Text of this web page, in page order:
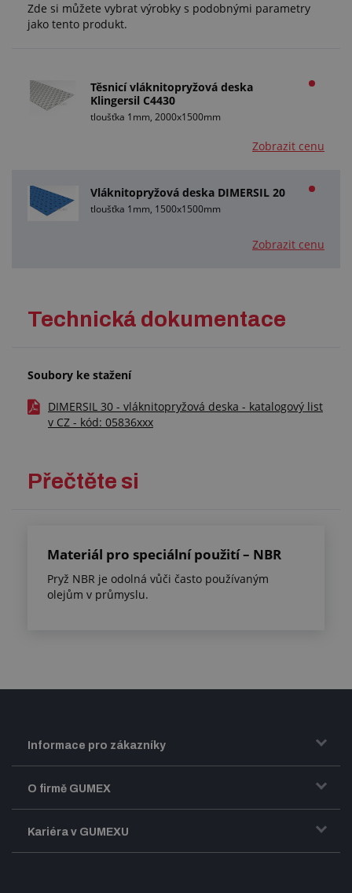
Zde si můžete vybrat výrobky s podobnými parametry
jako tento produkt.
Těsnicí vláknitopryžová deska
Klingersil C4430
tloušťka 1mm, 2000x1500mm
Zobrazit cenu
Vláknitopryžová deska DIMERSIL 20
tloušťka 1mm, 1500x1500mm
Zobrazit cenu
Technická dokumentace
Soubory ke stažení
DIMERSIL 30 - vláknitopryžová deska - katalogový list
v CZ - kód: 05836xxx
Přečtěte si
Materiál pro speciální použití – NBR
Pryž NBR je odolná vůči často používaným
olejům v průmyslu.
Informace pro zákazníky
Doprava a zasílání zboží
O firmě GUMEX
Představení firmy GUMEX
Kariéra v GUMEXU